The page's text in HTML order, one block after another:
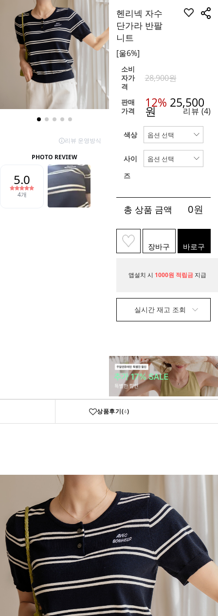
헨리넥 자수
단가라 반팔
니트
[울6%]
소비
자가
격
28,900원
판매
가격
12% 25,500
원 리뷰 (4)
색상
사이
즈
총 상품 금액 0원
장바구
니
바로구
매
앱설치 시 1000원 적립금 지급
실시간 재고 조회
상품후기(4)